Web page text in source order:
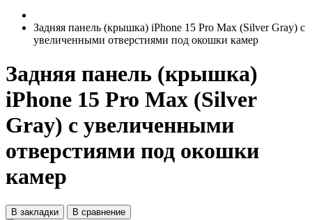
Задняя панель (крышка) iPhone 15 Pro Max (Silver Gray) с
увеличенными отверстиями под окошки камер
Задняя панель (крышка)
iPhone 15 Pro Max (Silver
Gray) с увеличенными
отверстиями под окошки
камер
В закладки В сравнение